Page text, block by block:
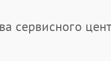
сервисного